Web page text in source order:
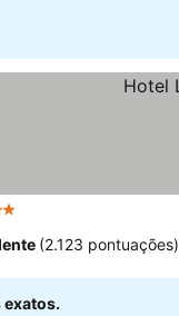
(2.123 pontuações)
exatos.